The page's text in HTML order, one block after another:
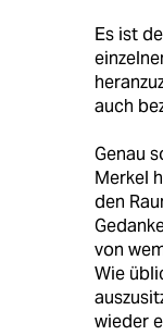
Es ist
auch
Genau
Merkel
den
von
Wie
wieder